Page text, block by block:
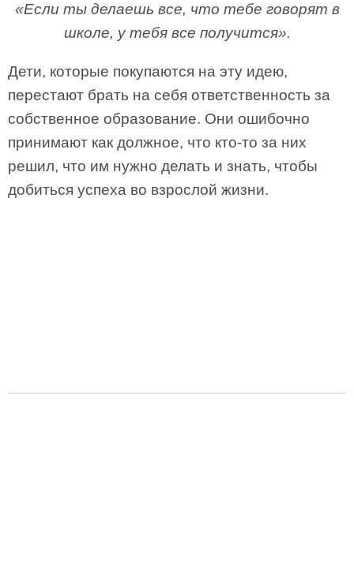
«Если ты делаешь все, что тебе говорят в
школе, у тебя все получится».
Дети, которые покупаются на эту идею,
перестают брать на себя ответственность за
собственное образование. Они ошибочно
принимают как должное, что кто-то за них
решил, что им нужно делать и знать, чтобы
добиться успеха во взрослой жизни.